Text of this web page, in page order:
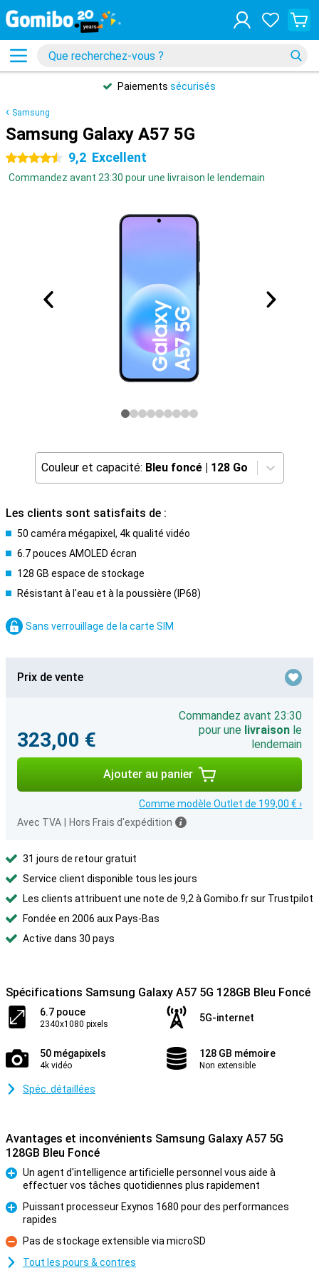
Paiements sécurisés
Samsung
Samsung Galaxy A57 5G
4.5 étoiles 9,2 Excellent
Commandez avant 23:30 pour une livraison le lendemain
Couleur et capacité: Bleu foncé | 128 Go
Les clients sont satisfaits de :
50 caméra mégapixel, 4k qualité vidéo
6.7 pouces AMOLED écran
128 GB espace de stockage
Résistant à l'eau et à la poussière (IP68)
Sans verrouillage de la carte SIM
Prix de vente
323,00 €
Commandez avant 23:30
pour une livraison le
lendemain
Ajouter au panier
Comme modèle Outlet de 199,00 € ›
Avec TVA
Hors Frais d'expédition
31 jours de retour gratuit
Service client disponible tous les jours
Les clients attribuent une note de 9,2 à Gomibo.fr sur Trustpilot
Fondée en 2006 aux Pays-Bas
Active dans 30 pays
Spécifications Samsung Galaxy A57 5G 128GB Bleu Foncé
6.7 pouce
2340x1080 pixels
5G-internet
50 mégapixels
4k vidéo
128 GB mémoire
Non extensible
Spéc. détaillées
Avantages et inconvénients Samsung Galaxy A57 5G
128GB Bleu Foncé
Pour
Un agent d'intelligence artificielle personnel vous aide à
effectuer vos tâches quotidiennes plus rapidement
Pour
Puissant processeur Exynos 1680 pour des performances
rapides
Contre
Pas de stockage extensible via microSD
Tout les pours & contres